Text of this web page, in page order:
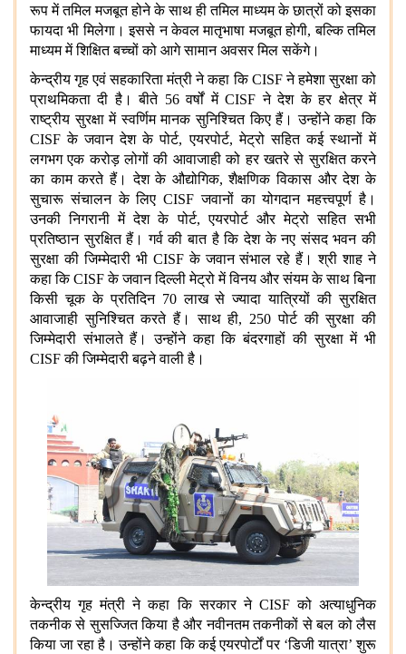
रूप में तमिल मजबूत होने के साथ ही तमिल माध्यम के छात्रों को इसका
फायदा भी मिलेगा। इससे न केवल मातृभाषा मजबूत होगी, बल्कि तमिल
माध्यम में शिक्षित बच्चों को आगे सामान अवसर मिल सकेंगे।
केन्द्रीय गृह एवं सहकारिता मंत्री ने कहा कि CISF ने हमेशा सुरक्षा को
प्राथमिकता दी है। बीते 56 वर्षों में CISF ने देश के हर क्षेत्र में
राष्ट्रीय सुरक्षा में स्वर्णिम मानक सुनिश्चित किए हैं। उन्होंने कहा कि
CISF के जवान देश के पोर्ट, एयरपोर्ट, मेट्रो सहित कई स्थानों में
लगभग एक करोड़ लोगों की आवाजाही को हर खतरे से सुरक्षित करने
का काम करते हैं। देश के औद्योगिक, शैक्षणिक विकास और देश के
सुचारू संचालन के लिए CISF जवानों का योगदान महत्त्वपूर्ण है।
उनकी निगरानी में देश के पोर्ट, एयरपोर्ट और मेट्रो सहित सभी
प्रतिष्ठान सुरक्षित हैं। गर्व की बात है कि देश के नए संसद भवन की
सुरक्षा की जिम्मेदारी भी CISF के जवान संभाल रहे हैं। श्री शाह ने
कहा कि CISF के जवान दिल्ली मेट्रो में विनय और संयम के साथ बिना
किसी चूक के प्रतिदिन 70 लाख से ज्यादा यात्रियों की सुरक्षित
आवाजाही सुनिश्चित करते हैं। साथ ही, 250 पोर्ट की सुरक्षा की
जिम्मेदारी संभालते हैं। उन्होंने कहा कि बंदरगाहों की सुरक्षा में भी
CISF की जिम्मेदारी बढ़ने वाली है।
केन्द्रीय गृह मंत्री ने कहा कि सरकार ने CISF को अत्याधुनिक
तकनीक से सुसज्जित किया है और नवीनतम तकनीकों से बल को लैस
किया जा रहा है। उन्होंने कहा कि कई एयरपोर्टों पर ‘डिजी यात्रा’ शुरू